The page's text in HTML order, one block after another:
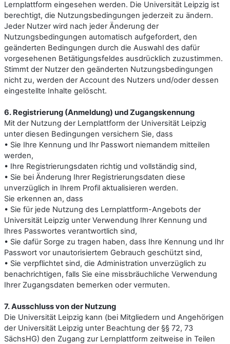
Lernplattform eingesehen werden. Die Universität Leipzig ist
berechtigt, die Nutzungsbedingungen jederzeit zu ändern.
Jeder Nutzer wird nach jeder Änderung der
Nutzungsbedingungen automatisch aufgefordert, den
geänderten Bedingungen durch die Auswahl des dafür
vorgesehenen Betätigungsfeldes ausdrücklich zuzustimmen.
Stimmt der Nutzer den geänderten Nutzungsbedingungen
nicht zu, werden der Account des Nutzers und/oder dessen
eingestellte Inhalte gelöscht.
6. Registrierung (Anmeldung) und Zugangskennung
Mit der Nutzung der Lernplattform der Universität Leipzig
unter diesen Bedingungen versichern Sie, dass
• Sie Ihre Kennung und Ihr Passwort niemandem mitteilen
werden,
• Ihre Registrierungsdaten richtig und vollständig sind,
• Sie bei Änderung Ihrer Registrierungsdaten diese
unverzüglich in Ihrem Profil aktualisieren werden.
Sie erkennen an, dass
• Sie für jede Nutzung des Lernplattform-Angebots der
Universität Leipzig unter Verwendung Ihrer Kennung und
Ihres Passwortes verantwortlich sind,
• Sie dafür Sorge zu tragen haben, dass Ihre Kennung und Ihr
Passwort vor unautorisiertem Gebrauch geschützt sind,
• Sie verpflichtet sind, die Administration unverzüglich zu
benachrichtigen, falls Sie eine missbräuchliche Verwendung
Ihrer Zugangsdaten bemerken oder vermuten.
7. Ausschluss von der Nutzung
Die Universität Leipzig kann (bei Mitgliedern und Angehörigen
der Universität Leipzig unter Beachtung der §§ 72, 73
SächsHG) den Zugang zur Lernplattform zeitweise in Teilen